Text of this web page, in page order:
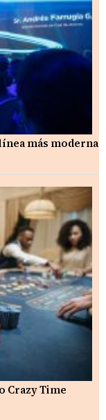
más moderna
Crazy Time